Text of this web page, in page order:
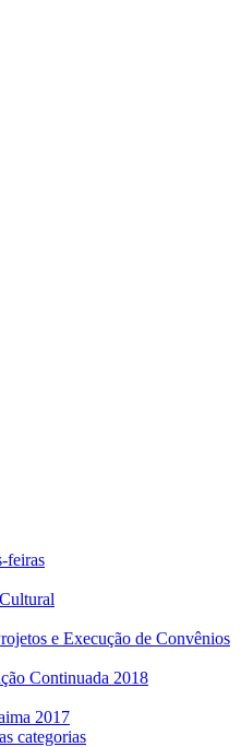
feiras
e Execução de Convênios
Continuada 2018
2017
categorias